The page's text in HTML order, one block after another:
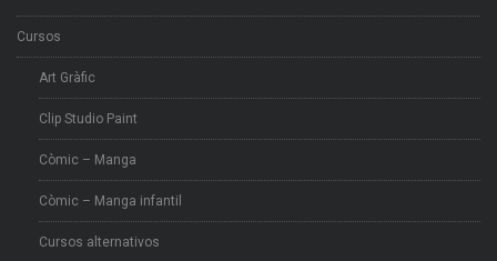
Cursos
Art Gràfic
Clip Studio Paint
Còmic – Manga
Còmic – Manga infantil
Cursos alternativos